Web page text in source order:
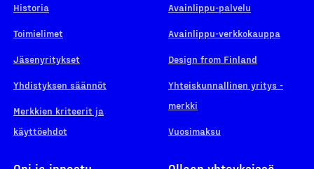
Historia
Toimielimet
Jäsenyritykset
Yhdistyksen säännöt
Merkkien kriteerit ja
käyttöehdot
Avainlippu-palvelu
Avainlippu-verkkokauppa
Design from Finland
Yhteiskunnallinen yritys -
merkki
Vuosimaksu